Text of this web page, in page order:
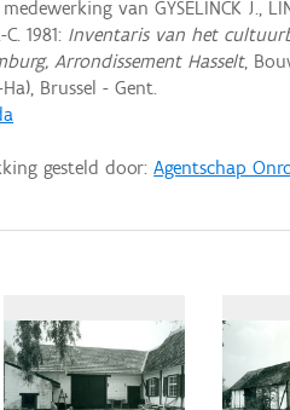
van GYSELINCK J.,
1981: Inventaris van het
Arrondissement Hasselt,
Brussel - Gent.
gesteld door:Agentschap